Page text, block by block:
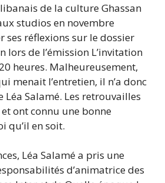
de la culture Ghassan
studios en novembre
réflexions sur le dossier
lors de l’émission L’invitation
heures. Malheureusement,
menait l’entretien, il n’a donc
Léa Salamé. Les retrouvailles
ont connu une bonne
qu’il en soit.
Léa Salamé a pris une
d’animatrice des